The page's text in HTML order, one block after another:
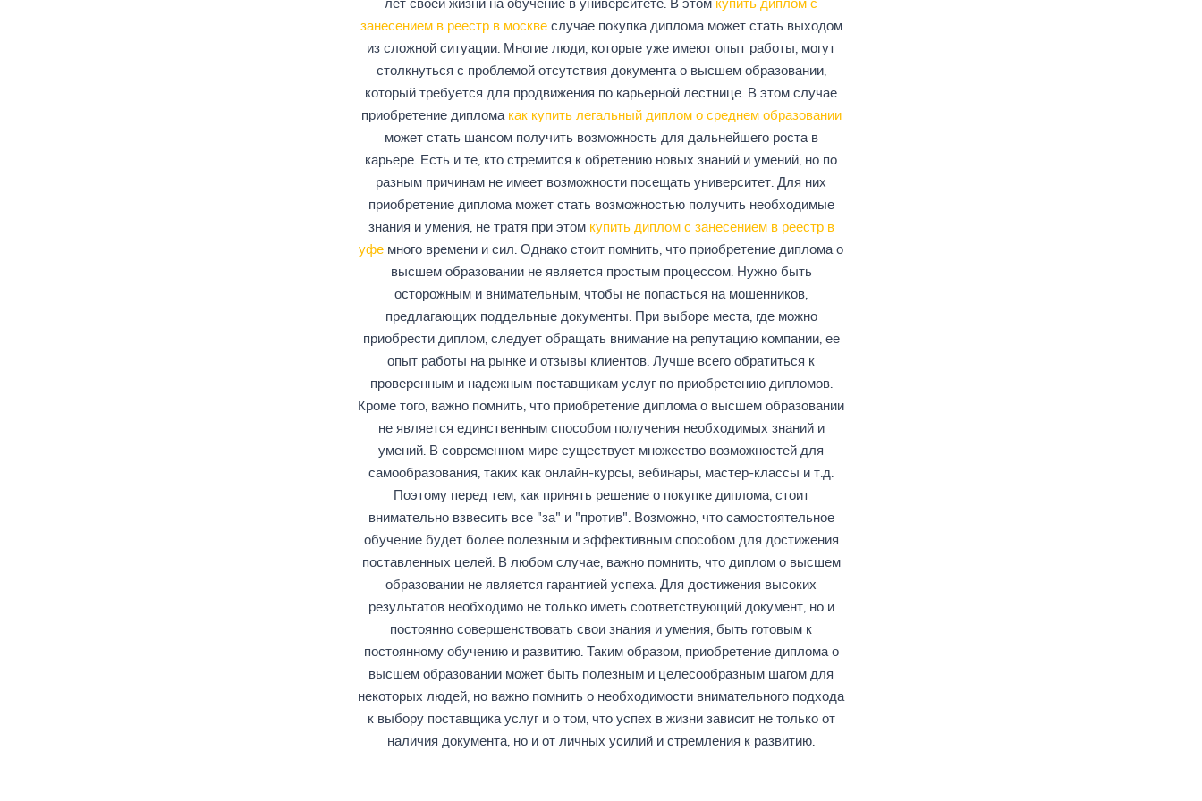
занесением в реестр в москвеслучае покупка диплома может стать выходом
из сложной ситуации. Многие люди, которые уже имеют опыт работы, могут
столкнуться с проблемой отсутствия документа о высшем образовании,
который требуется для продвижения по карьерной лестнице. В этом случае
приобретение диплома как купить легальный диплом о среднем образовании
может стать шансом получить возможность для дальнейшего роста в
карьере. Есть и те, кто стремится к обретению новых знаний и умений, но по
разным причинам не имеет возможности посещать университет. Для них
приобретение диплома может стать возможностью получить необходимые
знания и умения, не тратя при этом купить диплом с занесением в реестр в
уфе много времени и сил. Однако стоит помнить, что приобретение диплома о
высшем образовании не является простым процессом. Нужно быть
осторожным и внимательным, чтобы не попасться на мошенников,
предлагающих поддельные документы. При выборе места, где можно
приобрести диплом, следует обращать внимание на репутацию компании, ее
опыт работы на рынке и отзывы клиентов. Лучше всего обратиться к
проверенным и надежным поставщикам услуг по приобретению дипломов.
Кроме того, важно помнить, что приобретение диплома о высшем образовании
не является единственным способом получения необходимых знаний и
умений. В современном мире существует множество возможностей для
самообразования, таких как онлайн-курсы, вебинары, мастер-классы и т.д.
Поэтому перед тем, как принять решение о покупке диплома, стоит
внимательно взвесить все "за" и "против". Возможно, что самостоятельное
обучение будет более полезным и эффективным способом для достижения
поставленных целей. В любом случае, важно помнить, что диплом о высшем
образовании не является гарантией успеха. Для достижения высоких
результатов необходимо не только иметь соответствующий документ, но и
постоянно совершенствовать свои знания и умения, быть готовым к
постоянному обучению и развитию. Таким образом, приобретение диплома о
высшем образовании может быть полезным и целесообразным шагом для
некоторых людей, но важно помнить о необходимости внимательного подхода
к выбору поставщика услуг и о том, что успех в жизни зависит не только от
наличия документа, но и от личных усилий и стремления к развитию.